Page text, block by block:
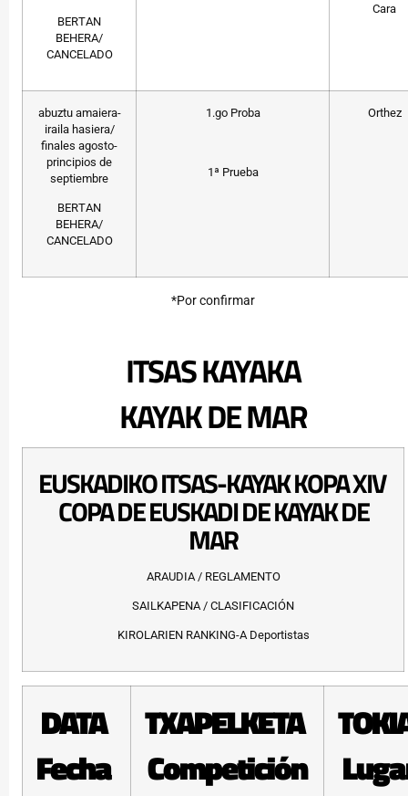
BERTAN
BEHERA/
CANCELADO
Cara
abuztu amaiera-
iraila hasiera/
finales agosto-
principios de
septiembre
BERTAN
BEHERA/
CANCELADO
1.go Proba
1ª Prueba
Orthez
*Por confirmar
ITSAS KAYAKA
KAYAK DE MAR
EUSKADIKO ITSAS-KAYAK KOPA XIV
COPA DE EUSKADI DE KAYAK DE
MAR
ARAUDIA / REGLAMENTO
SAILKAPENA / CLASIFICACIÓN
KIROLARIEN RANKING-A Deportistas
DATA
Fecha
TXAPELKETA
Competición